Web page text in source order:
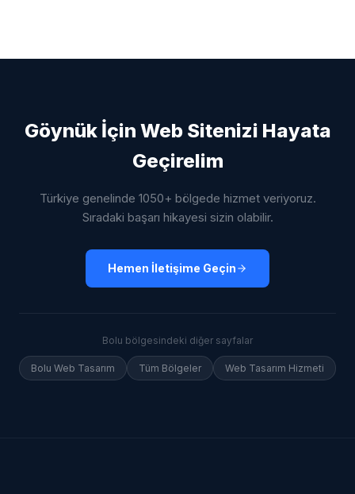
Göynükİçin Web Sitenizi Hayata
Geçirelim
Türkiye genelinde 1050+ bölgede hizmet veriyoruz.
Sıradaki başarı hikayesi sizin olabilir.
Hemen İletişime Geçin
Bolu bölgesindeki diğer sayfalar
Bolu Web Tasarım Tüm Bölgeler Web Tasarım Hizmeti